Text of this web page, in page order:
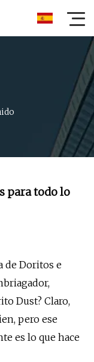
para todo lo
de Doritos e
Dust? Claro,
pero ese
es lo que hace